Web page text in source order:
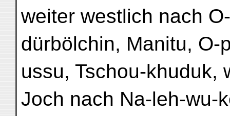
weiter westlich nach
dürbölchin, Manitu, O-
ussu, Tschou-khuduk,
Joch nach Na-leh-wu-